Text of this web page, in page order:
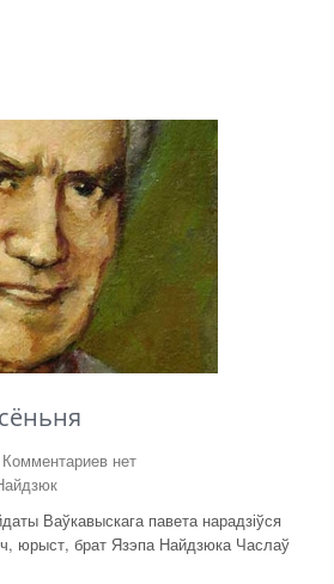
Комментариев нет
Ваўкавыскага павета нарадзіўся
юрыст, брат Язэпа Найдзюка Часлаў